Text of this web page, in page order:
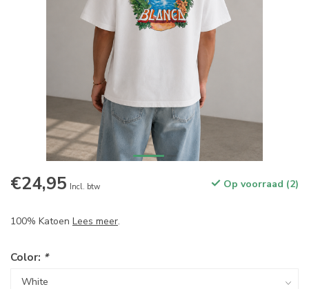
€24,95 Incl. btw Op voorraad (2)
100% Katoen Lees meer.
Color: *